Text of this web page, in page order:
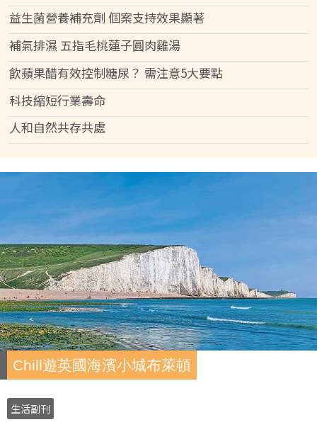
益生菌營養補充劑 個案支持效果顯著
補氣排濕 五指毛桃蓮子圓肉雞湯
飲蘋果醋有效控制糖尿？ 需注意5大要點
科技縮短行業壽命
人和自然共存共處
Chill遊英國海濱小城布萊頓
生活副刊